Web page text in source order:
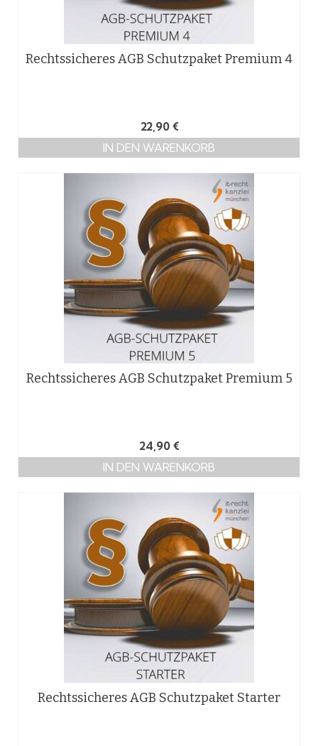
Rechtssicheres AGB Schutzpaket Premium 4
22,90 €
IN DEN WARENKORB
Rechtssicheres AGB Schutzpaket Premium 5
24,90 €
IN DEN WARENKORB
Rechtssicheres AGB Schutzpaket Starter